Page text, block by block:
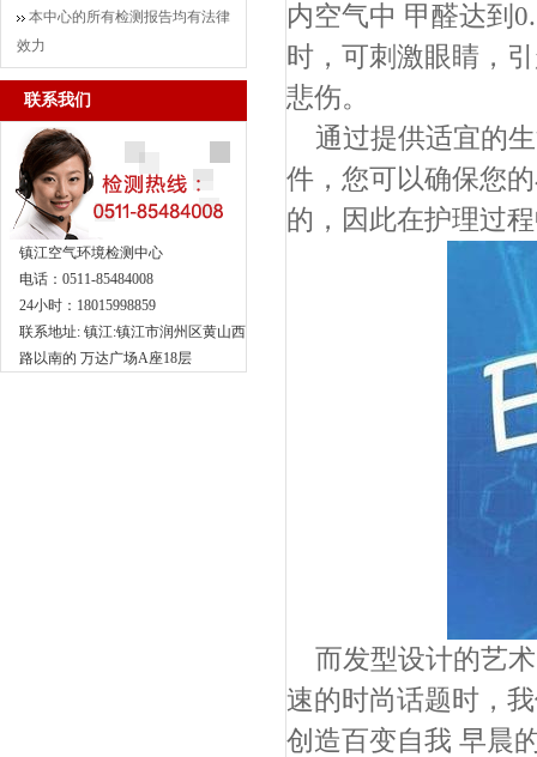
本中心的所有检测报告均有法律
效力
联系我们
镇江空气环境检测中心
电话：0511-85484008
24小时：18015998859
联系地址: 镇江:镇江市润州区黄山西
路以南的 万达广场A座18层
内空气中 甲醛达到
时，可刺激眼睛，
悲伤。
通过提供适宜的
件，您可以确保您
的，因此在护理过
而发型设计的艺
速的时尚话题时，
创造百变自我 早晨